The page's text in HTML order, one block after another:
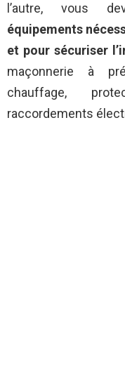
l’autre, vous
équipements
et pour sécuriser
maçonnerie à
chauffage,
raccordements